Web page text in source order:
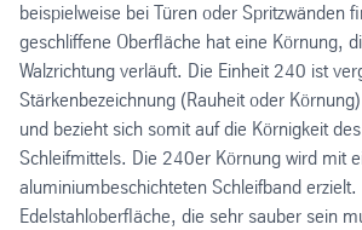
beispielweise bei Türen oder Spritzwänden
geschliffene Oberfläche hat eine Körnung,
Walzrichtung verläuft. Die Einheit 240 ist
Stärkenbezeichnung (Rauheit oder
und bezieht sich somit auf die Körnigkeit
Schleifmittels. Die 240er Körnung wird mit
aluminiumbeschichteten Schleifband erzielt.
Edelstahloberfläche, die sehr sauber sein